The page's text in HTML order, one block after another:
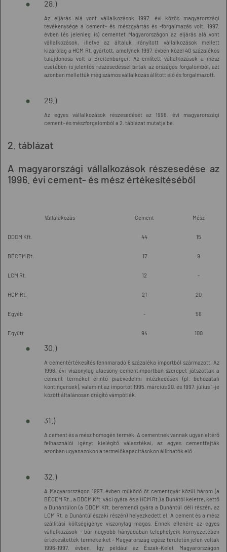
28.)
Az eljárás alá vont vállalkozások 1997. évi közös magyarországi
tevékenysége a cement- és mészgyártás és -forgalmazás volt. 1997.
évben (és jelenleg is) cementet Magyarországon az eljárás alá vont
vállalkozások, illetve az általuk irányított vállalkozások mellett
kizárólag a HCM Rt. gyártott, amelynek 1997. évben közel 40 százalékos
tulajdonosa volt a Breitenburger. Az említett vállalkozások a mész
esetében is jelentős részesedéssel bírtak az országos forgalomból, azt
azonban mellettük még számos vállalkozás állított elő és forgalmazott.
29.)
Az egyes vállalkozások részesedését az 1996. évi magyarországi
cement- és mészforgalomból a 2. táblázat mutatja be.
2. táblázat
A magyarországi vállalkozások részesedése az
1996. évi cement- és mész értékesítéséből
Vállalakozás Cement Mész
DDCM Kft. 44 15
BÉCEM Rt. 17 9
LCM Rt. 12 -
HCM Rt. 21 20
Egyéb - 56
Együtt 94 100
30.)
A cementértékesítés fennmaradó 6 százaléka importból származott. Az
1996. évi viszonylag alacsony cementimportban szerepet játszottak a
cement terméket érintő piacvédelmi intézkedések (pl. behozatali
kontingensek), valamint az importot 1995. március 20. és 1997. július 1-je
között általánosan drágító vámpótlék.
31.)
A cement és a mész homogén termék. A cementnek vannak ugyan eltérő
felhasználói igényt kielégítő választékai, az egyes cementfajták
azonban ugyanazokon a termelőkapacitásokon állíthatók elő.
32.)
A Magyarországon 1997. évben működő öt cementgyár közül három (a
BÉCEM Rt., a DDCM Kft. váci gyára és a HCM Rt.) a Dunától keletre, kettő
a Dunántúlon (a DDCM Kft. beremendi gyára a Dunántúl déli részén, az
LCM Rt. a Dunántúl északi részén) helyezkedett el. A cement és a mész
szállítási költségigénye viszonylag magas. Ennek ellenére az egyes
vállalkozások - bár nagyobb hányadában telephelyeik környezetében
értékesítették termékeiket - Magyarország egész területén jelen voltak
1996-1997. évben. Így például az Észak-Kelet Magyarországon